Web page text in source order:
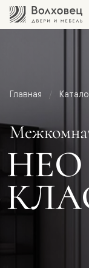
Главная
НЕО